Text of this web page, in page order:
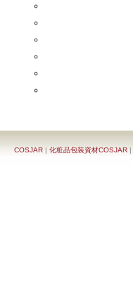
COSJAR | 化粧品包装資材COSJAR |